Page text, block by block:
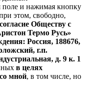
поле и нажимая кнопку
этом, свободно,
Обществу с
Термо Русь»
Россия, 188676,
г.п.
д. 9 к. 1
в целях
мной, в том числе, но